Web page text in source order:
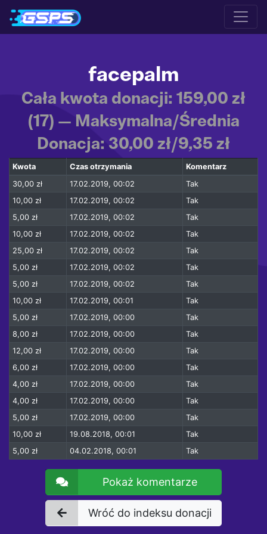
facepalm
Cała kwota donacji: 159,00 zł
(17) — Maksymalna/Średnia
Donacja: 30,00 zł/9,35 zł
Kwota Czas otrzymania
Komentarz
30,00 zł
17.02.2019, 00:02
Tak
10,00 zł
17.02.2019, 00:02
Tak
5,00 zł
17.02.2019, 00:02
Tak
10,00 zł
17.02.2019, 00:02
Tak
25,00 zł
17.02.2019, 00:02
Tak
5,00 zł
17.02.2019, 00:02
Tak
5,00 zł
17.02.2019, 00:02
Tak
10,00 zł
17.02.2019, 00:01
Tak
5,00 zł
17.02.2019, 00:00
Tak
8,00 zł
17.02.2019, 00:00
Tak
12,00 zł
17.02.2019, 00:00
Tak
6,00 zł
17.02.2019, 00:00
Tak
4,00 zł
17.02.2019, 00:00
Tak
4,00 zł
17.02.2019, 00:00
Tak
5,00 zł
17.02.2019, 00:00
Tak
10,00 zł
19.08.2018, 00:01
Tak
5,00 zł
04.02.2018, 00:01 Tak
Pokaż komentarze
Wróć do indeksu donacji